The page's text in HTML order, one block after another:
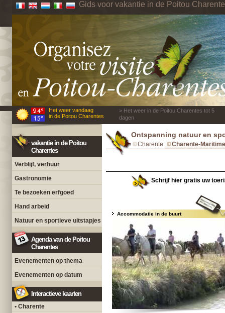
Gids voor vakantie in de Poitou
Het weer vandaag
in de Poitou Charentes
> Het weer in de Poitou Charentes tot 5
dagen
vakantie in de Poitou
Charentes
Verblijf, verhuur
Gastronomie
Te bezoeken erfgoed
Hand arbeid
Natuur en sportieve uitstapjes
Agenda van de Poitou
Charentes
Evenementen op thema
Evenementen op datum
Interactieve kaarten
• Charente
Ontspanning natuur en
Charente Charente-Maritime
Schrijf hier gratis uw
Accommodatie in de buurt